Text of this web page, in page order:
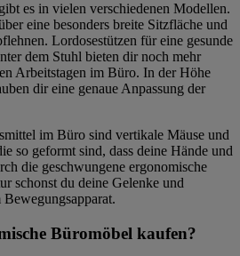
es in vielen verschiedenen Modellen.
eine besonders breite Sitzfläche und
Lordosestützen für eine gesunde
dem Stuhl bieten dir noch mehr
Arbeitstagen im Büro. In der Höhe
dir eine genaue Anpassung der
im Büro sind vertikale Mäuse und
so geformt sind, dass deine Hände und
die geschwungene ergonomische
schonst du deine Gelenke und
Büromöbel kaufen?